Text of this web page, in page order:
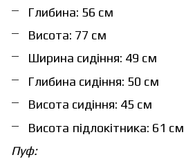
Глибина: 56 см
Висота: 77 см
Ширина сидіння: 49 см
Глибина сидіння: 50 см
Висота сидіння: 45 см
Висота підлокітника: 61 см
Пуф: